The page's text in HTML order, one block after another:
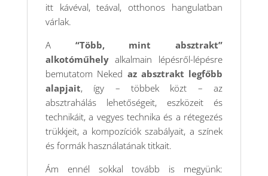
itt kávéval, teával, otthonos hangulatban
várlak.
A “Több, mint absztrakt”
alkotóműhelyalkalmain lépésről-lépésre
bemutatom Neked az absztrakt legfőbb
alapjait, így – többek közt – az
absztrahálás lehetőségeit, eszközeit és
technikáit, a vegyes technika és a rétegezés
trükkjeit, a kompozíciók szabályait, a színek
és formák használatának titkait.
Ám ennél sokkal tovább is megyünk: